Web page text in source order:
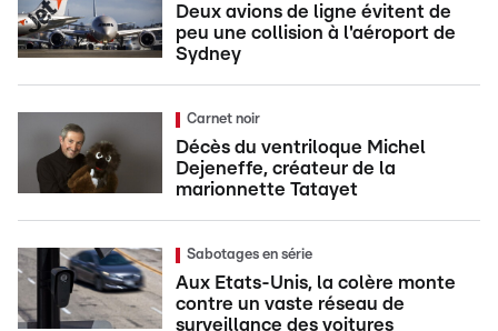
Deux avions de ligne évitent de
peu une collision à l'aéroport de
Sydney
Carnet noir
Décès du ventriloque Michel
Dejeneffe, créateur de la
marionnette Tatayet
Sabotages en série
Aux Etats-Unis, la colère monte
contre un vaste réseau de
surveillance des voitures